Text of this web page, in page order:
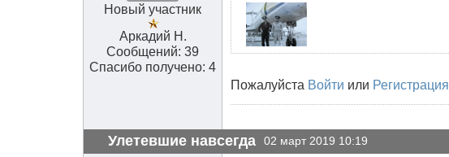
Новый участник
Аркадий Н.
Сообщений: 39
Спасибо получено: 4
Пожалуйста Войти или Регистрация
Улетевшие навсегда 02 март 2019 10:19